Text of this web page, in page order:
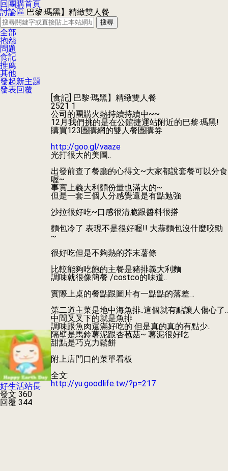
回團購首頁
討論區 巴黎‧瑪黑】精緻雙人餐
搜尋
全部
抱怨
問題
食記
推薦
其他
發起新主題
發表回覆
好生活站長
發文 360
回覆 344
[食記] 巴黎‧瑪黑】精緻雙人餐
2521 1
公司的團購火熱持續持續中~~
12月我們挑的是在公館捷運站附近的巴黎‧瑪黑!
購買123團購網的雙人餐團購券
http://goo.gl/vaaze
光打很大的美圖..
出發前查了餐廳的心得文~大家都說套餐可以分食
喔~
事實上義大利麵份量也滿大的~
但是一套三個人分感覺還是有點勉強
沙拉很好吃~口感很清脆跟醬料很搭
麵包冷了 表現不是很好喔!! 大蒜麵包沒什麼咬勁
~
很好吃但是不夠熱的芥末薯條
比較能夠吃飽的主餐是豬排義大利麵
調味就很像簡餐 /costco的味道..
實際上桌的餐點跟圖片有一點點的落差…
第二道主菜是地中海魚排..這個就有點讓人傷心了..
中間叉叉下的就是魚排
調味跟魚肉還滿好吃的 但是真的真的有點少..
隔壁是馬鈴薯泥跟杏苞菇~ 薯泥很好吃
甜點是巧克力鬆餅
附上店門口的菜單看板
全文:
http://yu.goodlife.tw/?p=217